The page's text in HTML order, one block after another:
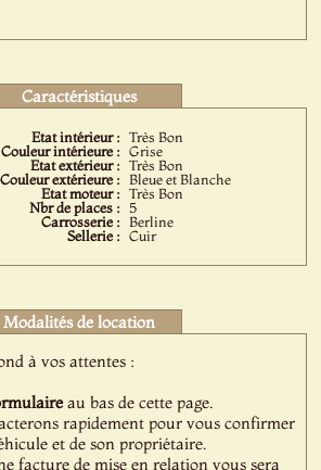
Caractéristiques
Etat intérieur : Très Bon
Couleur intérieure : Grise
Etat extérieur : Très Bon
Couleur extérieure : Bleue et Blanche
Etat moteur : Très Bon
Nbr de places :
5
Carrosserie : Berline
Sellerie : Cuir
Modalités de location
à vos attentes :
au bas de cette page.
rapidement pour vous confirmer
et de son propriétaire.
facture de mise en relation vous sera